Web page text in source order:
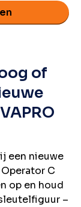
of
een nieuwe
C
op en houd
–